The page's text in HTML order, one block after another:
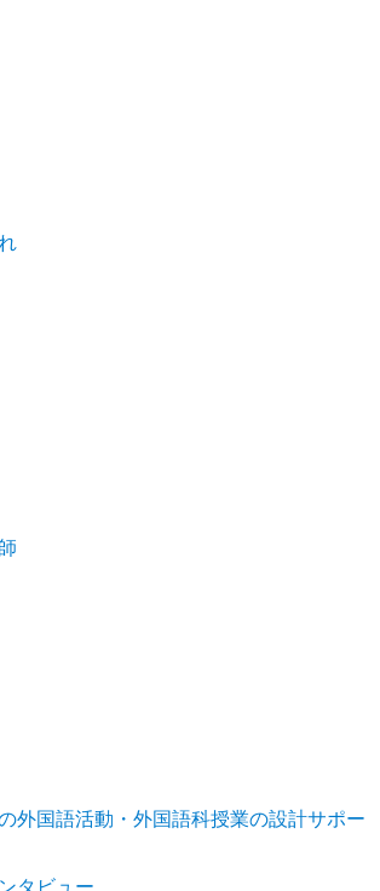
外国語活動・外国語科授業の設計サポー
タビュー